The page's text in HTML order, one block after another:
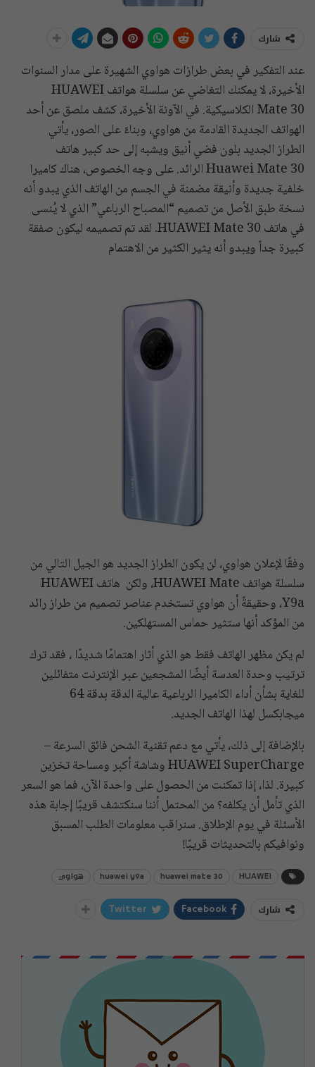
شارك
عند التفكير في بعض طرازات هواوي الشهيرة على مدار السنوات
الأخيرة، لا يمكنك التغاضي عن سلسلة هواتف HUAWEI
Mate 30 الكلاسيكية. في الآونة الأخيرة، كشف ملصق عن أحد
الهواتف الجديدة القادمة من هواوي، وبناءً على الصور، يأتي
الطراز الجديد بلون فضي أنيق ويشبه إلى حد كبير هاتف
Huawei Mate 30 الرائد. على وجه الخصوص، هناك كاميرا
خلفية جديدة وأنيقة مضمنة في الجسم من الهاتف الذي يبدو أنه
نسخة طبق الأصل من تصميم “المصباح الرباعي” الذي لا يُنسى
في هاتف HUAWEI Mate 30. لقد تم تصميمه ليكون صفقة
كبيرة جداً ويبدو أنه يثير الكثير من الاهتمام
وفقًا لإعلان هواوي، لن يكون الطراز الجديد هو الجيل التالي من
سلسلة هواتف HUAWEI Mate، ولكن هاتف HUAWEI
Y9a، وحقيقةً أن هواوي تستخدم عناصر تصميم من طراز رائد
من المؤكد أنها ستثير حماس المستهلكين.
لم يكن مظهر الهاتف فقط هو الذي أثار اهتمامًا شديدًا ، فقد ترك
ترتيب وحدة العدسة أيضًا المشجعين عبر الإنترنت متفائلين
للغاية بشأن أداء الكاميرا الرباعية عالية الدقة بدقة 64
ميجابكسل لهذا الهاتف الجديد.
بالإضافة إلى ذلك، يأتي مع دعم تقنية الشحن فائق السرعة –
HUAWEI SuperCharge وشاشة أكبر ومساحة تخزين
كبيرة. لذا، إذا تمكنت من الحصول على واحدة الآن، فما هو السعر
الذي تأمل أن يكلفه؟ من المحتمل أننا سنكتشف قريبًا إجابة هذه
الأسئلة في يوم الإطلاق. سنراقب معلومات الطلب المسبق
ونوافيكم بالتحديثات قريبًا!
HUAWEI
huawei mate 30
huawei y9a هواوي
شارك Facebook
Twitter